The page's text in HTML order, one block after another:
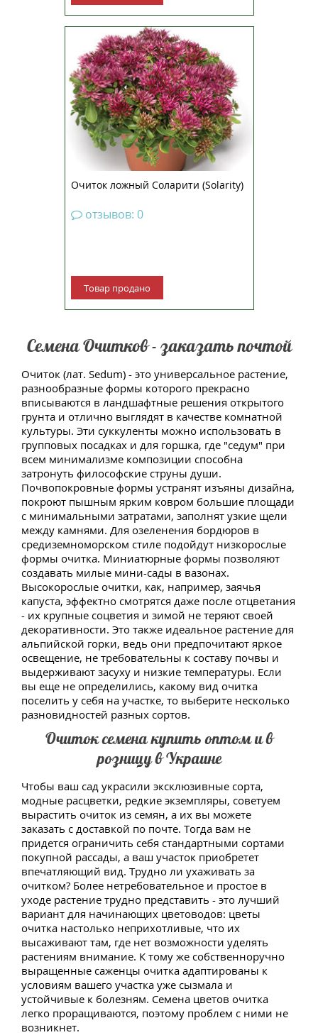
Семена Очитков - заказать почтой
Очиток (лат. Sedum) - это универсальное растение,
разнообразные формы которого прекрасно
вписываются в ландшафтные решения открытого
грунта и отлично выглядят в качестве комнатной
культуры. Эти суккуленты можно использовать в
групповых посадках и для горшка, где "седум" при
всем минимализме композиции способна
затронуть философские струны души.
Почвопокровные формы устранят изъяны дизайна,
покроют пышным ярким ковром большие площади
с минимальными затратами, заполнят узкие щели
между камнями. Для озеленения бордюров в
средиземноморском стиле подойдут низкорослые
формы очитка. Миниатюрные формы позволяют
создавать милые мини-сады в вазонах.
Высокорослые очитки, как, например, заячья
капуста, эффектно смотрятся даже после отцветания
- их крупные соцветия и зимой не теряют своей
декоративности. Это также идеальное растение для
альпийской горки, ведь они предпочитают яркое
освещение, не требовательны к составу почвы и
выдерживают засуху и низкие температуры. Если
вы еще не определились, какому вид очитка
поселить у себя на участке, то выберите несколько
разновидностей разных сортов.
Очиток семена купить оптом и в
розницу в Украине
Чтобы ваш сад украсили эксклюзивные сорта,
модные расцветки, редкие экземпляры, советуем
вырастить очиток из семян, а их вы можете
заказать с доставкой по почте. Тогда вам не
придется ограничить себя стандартными сортами
покупной рассады, а ваш участок приобретет
впечатляющий вид. Трудно ли ухаживать за
очитком? Более нетребовательное и простое в
уходе растение трудно представить - это лучший
вариант для начинающих цветоводов: цветы
очитка настолько неприхотливые, что их
высаживают там, где нет возможности уделять
растениям внимание. К тому же собственноручно
выращенные саженцы очитка адаптированы к
условиям вашего участка уже сызмала и
устойчивые к болезням. Семена цветов очитка
легко проращиваются, поэтому проблем с ними не
возникнет.
Очиток ложный Соларити —
один из популярных видов
стелющихся суккулентов.
Растение имеет другое название
– седум кавказский, что говорит о
его непосредственном
происхождении. Относится к
ряду многолетников и способен
н...
Очиток ложный Соларити (Solarity)
отзывов: 0
Товар продано